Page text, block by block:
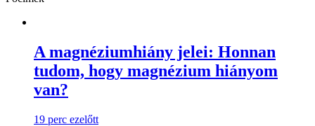
A magnéziumhiány jelei: Honnan
tudom, hogy magnézium hiányom
van?
19 perc ezelőtt